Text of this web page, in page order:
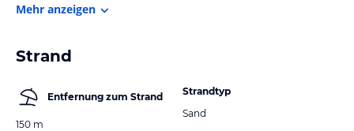
Mehr anzeigen
Strand
Entfernung zum Strand
150 m
Strandtyp
Sand